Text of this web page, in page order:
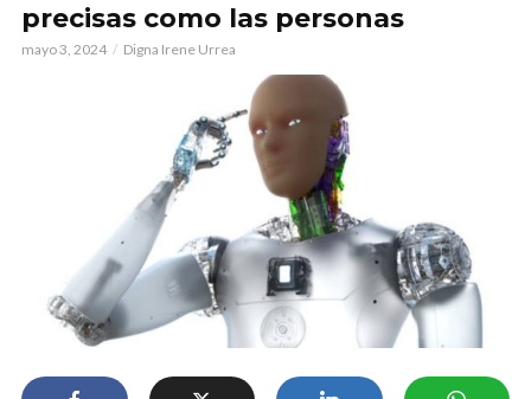
precisas como las personas
mayo 3, 2024 Digna Irene Urrea